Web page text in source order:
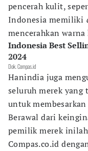
pencerah kulit,
Indonesia memiliki
mencerahkan
Indonesia Best
2024
Dok. Compas.id
Hanindia juga
seluruh merek
untuk
Berawal dari
pemilik merek
Compas.co.id